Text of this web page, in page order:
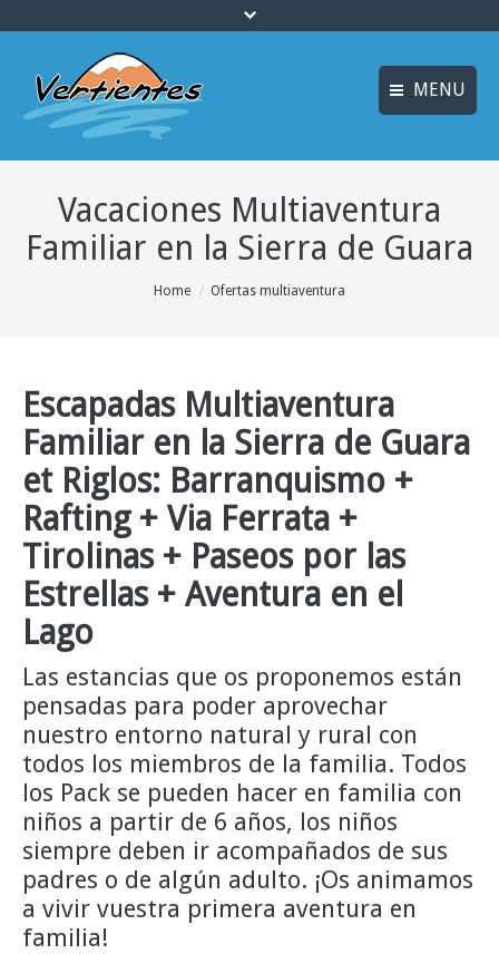
MENU
FRANÇAIS
ENGLISH
Idiomas
INICIO
MULTIAVENTURA y
ENOTURISMO
ECOTURISMO
ALOJAMIENTO
OFERTAS
CURSOS
INFO Y RESERVAS
Vacaciones Multiaventura
Familiar en la Sierra de Guara
Home Ofertas multiaventura
Escapadas Multiaventura
Familiar en la Sierra de Guara
et Riglos: Barranquismo +
Rafting + Via Ferrata +
Tirolinas + Paseos por las
Estrellas + Aventura en el
Lago
Las estancias que os proponemos están
pensadas para poder aprovechar
nuestro entorno natural y rural con
todos los miembros de la familia. Todos
los Pack se pueden hacer en familia con
niños a partir de 6 años, los niños
siempre deben ir acompañados de sus
padres o de algún adulto. ¡Os animamos
a vivir vuestra primera aventura en
familia!